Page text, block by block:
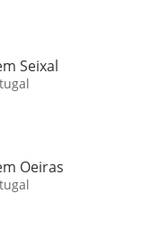
Seixal
Oeiras